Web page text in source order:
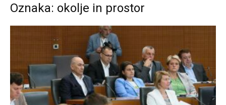
Oznaka: okolje in prostor